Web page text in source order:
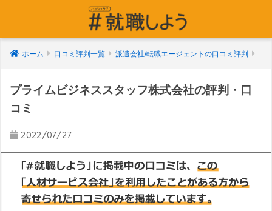
ホーム 口コミ評判一覧 派遣会社/転職エージェントの口コミ評判
プライムビジネススタッフ株式会社の評判・口
コミ
2022/07/27